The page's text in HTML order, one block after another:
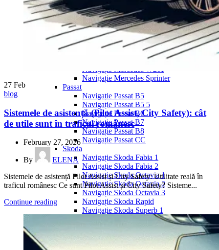
Navigație Ford Mondeo MK4
Navigație Ford Transit
Mercedes
Navigație Mercedes C Class W203
Navigație Mercedes C Class W204
Navigație Mercedes W203
Navigație Mercedes W204
Navigație Mercedes W211
Navigație Mercedes Sprinter
Passat
Navigație Passat B5
Navigație Passat B5 5
Navigație Passat B6
Navigație Passat B7
Navigație Passat B8
Navigație Passat CC
Skoda
Navigație Skoda Fabia 1
Navigație Skoda Fabia 2
Navigație Skoda Octavia 1
Navigație Skoda Octavia 2
Navigație Skoda Octavia 3
Navigație Skoda Rapid
Navigație Skoda Superb 1
Navigație Skoda Superb 2
Navigație Toyota Avensis T25
Portbagaj Plafon Auto
Sub 350 Litri
27 Feb
blog
Sistemele de asistență (Pilot Assist, City Safety): cât
de utile sunt în traficul românesc
February 27, 2026
By
ELENA
Sistemele de asistență Pilot Assist și City Safety: Utilitate reală în
traficul românesc Ce sunt Pilot Assist și City Safety? Sisteme...
Continue reading